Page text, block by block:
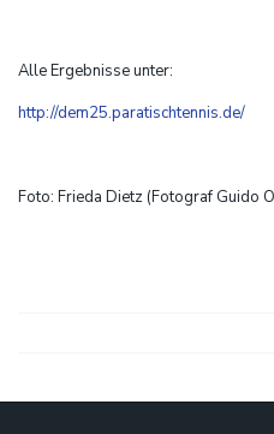
Alle Ergebnisse unter:
http://dem25.paratischtennis.de/
Foto: Frieda Dietz (Fotograf Guido